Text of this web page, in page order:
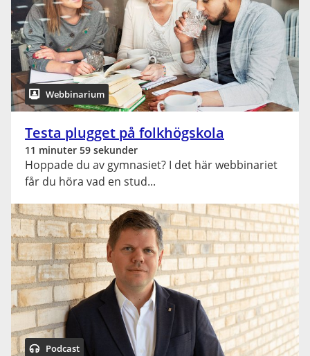
Webbinarium
Testa plugget på folkhögskola
11 minuter 59 sekunder
Hoppade du av gymnasiet? I det här webbinariet
får du höra vad en stud
Podcast